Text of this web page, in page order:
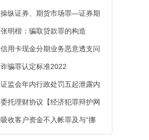
操纵证券、期货市场罪—证券期
张明楷：骗取贷款罪的构造
信用卡现金分期业务恶意透支问
诈骗罪认定标准2022
证监会年内行政处罚五起泄露内
委托理财协议【经济犯罪辩护网
吸收客户资金不入帐罪及与“挪